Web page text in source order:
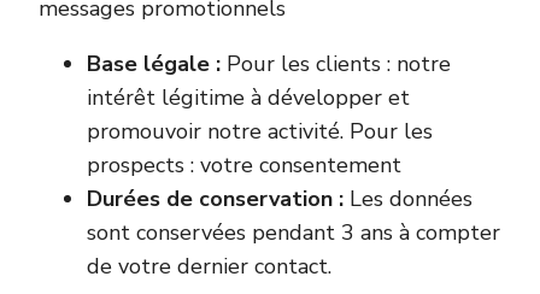
messages promotionnels
Base légale : Pour les clients : notre
intérêt légitime à développer et
promouvoir notre activité. Pour les
prospects : votre consentement
Durées de conservation : Les données
sont conservées pendant 3 ans à compter
de votre dernier contact.